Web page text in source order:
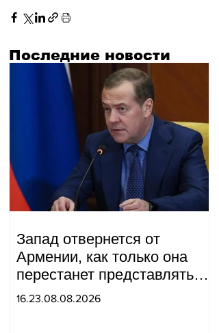
Последние новости
Запад отвернется от
Армении, как только она
перестанет представлять
для него интерес как
16.23.08.08.2026